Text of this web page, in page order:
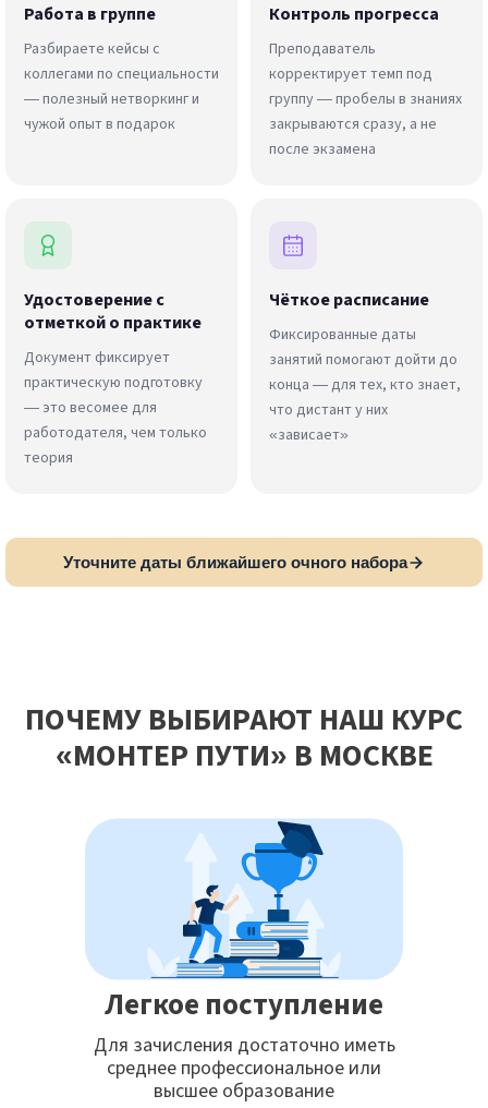
Работа в группе
Разбираете кейсы с
коллегами по специальности
— полезный нетворкинг и
чужой опыт в подарок
Контроль прогресса
Преподаватель
корректирует темп под
группу — пробелы в знаниях
закрываются сразу, а не
после экзамена
Удостоверение с
отметкой о практике
Документ фиксирует
практическую подготовку
— это весомее для
работодателя, чем только
теория
Чёткое расписание
Фиксированные даты
занятий помогают дойти до
конца — для тех, кто знает,
что дистант у них
«зависает»
Уточните даты ближайшего очного набора
ПОЧЕМУ ВЫБИРАЮТ НАШ КУРС
«МОНТЕР ПУТИ» В МОСКВЕ
Легкое поступление
Для зачисления достаточно иметь
среднее профессиональное или
высшее образование